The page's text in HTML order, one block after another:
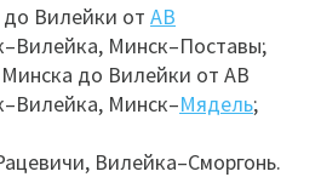
Вилейки от АВ
Минск–Поставы;
до Вилейки от АВ
Минск–Мядель;
Вилейка–Сморгонь.